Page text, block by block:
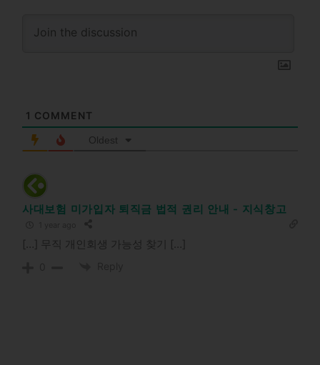
1 COMMENT
Oldest
사대보험 미가입자 퇴직금 법적 권리 안내 - 지식창고
[…] 무직 개인회생 가능성 찾기 […]